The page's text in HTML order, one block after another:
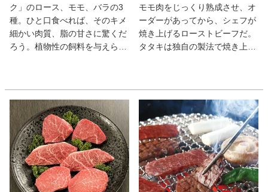
ク」のロース、モモ、バラの3
種。ひと口食べれば、そのキメ
細かい肉質、脂の甘さに驚くだ
ろう。植物性の飼料を与えら
モモ肉をじっくり熟成させ、オ
ーダーがあってから、シェフが
焼き上げるローストビーフだ。
タタキは独自の製法で焼き上げ
重箱に入って、おせちの一品に
してもいい。